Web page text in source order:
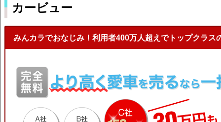
カービュー
みんカラでおなじみ！利用者400万人超えでトップクラス